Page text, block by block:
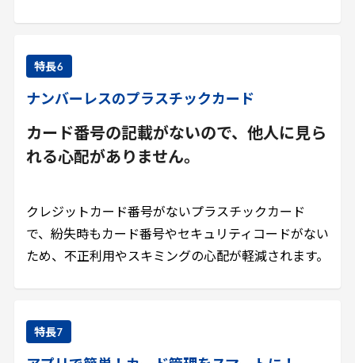
特長6
ナンバーレスのプラスチックカード
カード番号の記載がないので、他人に見ら
れる心配がありません。
クレジットカード番号がないプラスチックカード
で、紛失時もカード番号やセキュリティコードがない
ため、不正利用やスキミングの心配が軽減されます。
特長7